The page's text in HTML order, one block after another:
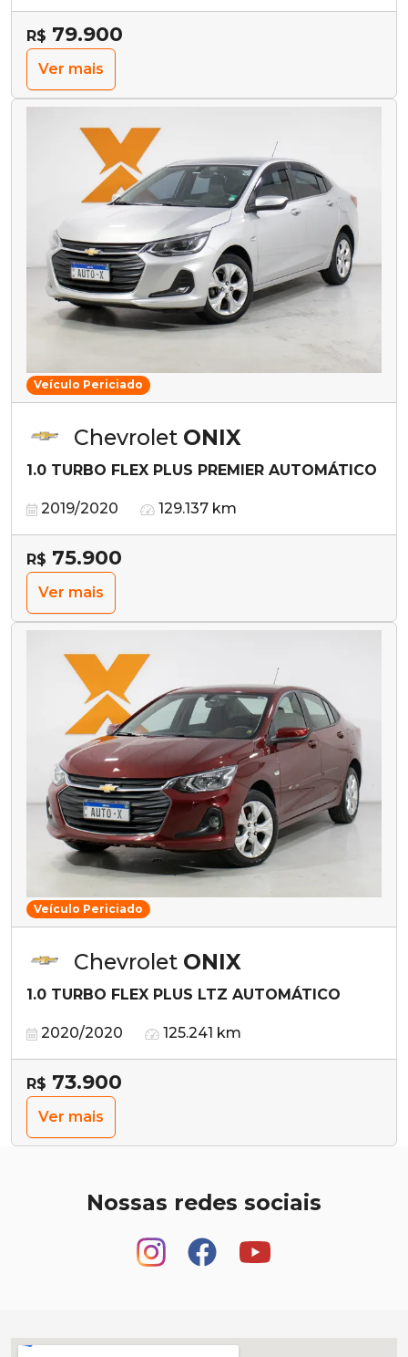
R$ 79.900
Ver mais
Veículo Periciado
Chevrolet ONIX
1.0 TURBO FLEX PLUS PREMIER AUTOMÁTICO
2019/2020 129.137 km
R$ 75.900
Ver mais
Veículo Periciado
Chevrolet ONIX
1.0 TURBO FLEX PLUS LTZ AUTOMÁTICO
2020/2020 125.241 km
R$ 73.900
Ver mais
Nossas redes sociais